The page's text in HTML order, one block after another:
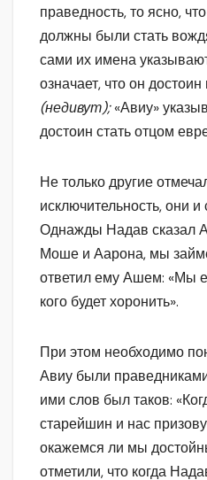
праведность, то ясно,
должны были стать
сами их имена
означает, что он
(недивут);«Авиу»
достоин стать отцом
Не только другие
исключительность, они
Однажды Надав сказал
Моше и Аарона, мы
ответил ему Ашем: «Мы
кого будет хоронить».
При этом необходимо
Авиу были
ими слов был таков:
старейшин и нас
окажемся ли мы
отметили, что когда